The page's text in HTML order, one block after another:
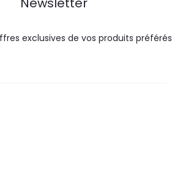
exclusives de vos produits préférés